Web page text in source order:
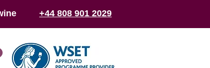
+44 808 901 2029